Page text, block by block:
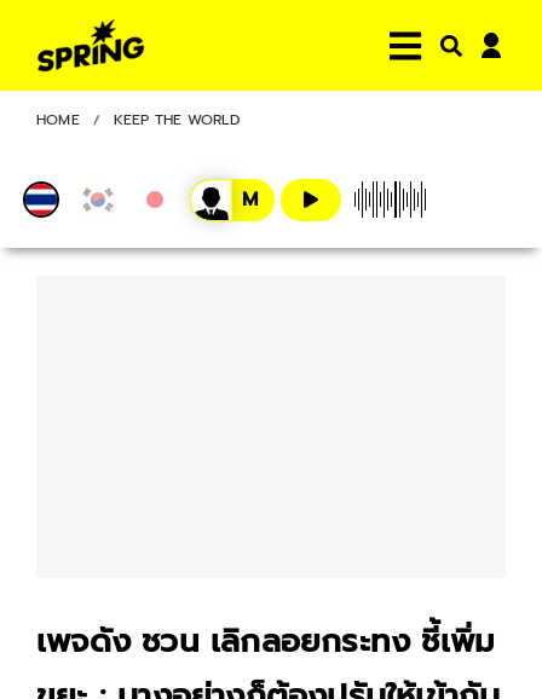
HOME KEEP THE WORLD
เพจดัง ชวน เลิกลอยกระทง ชี้เพิ่ม